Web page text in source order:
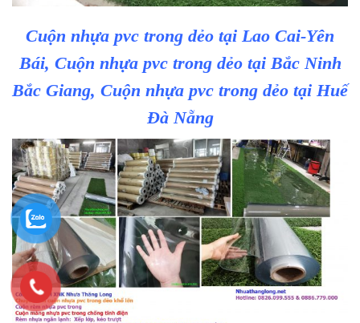
Cuộn nhựa pvc trong dẻo tại Lao Cai-Yên
Bái, Cuộn nhựa pvc trong dẻo tại Bắc Ninh
Bắc Giang, Cuộn nhựa pvc trong dẻo tại Huế
Đà Nẵng